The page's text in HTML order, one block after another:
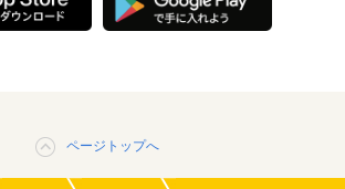
ページトップへ